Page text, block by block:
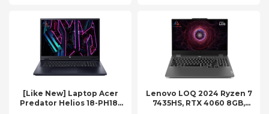
[Like New] Laptop Acer
Predator Helios 18-PH18-
Lenovo LOQ 2024 Ryzen 7
7435HS, RTX 4060 8GB,